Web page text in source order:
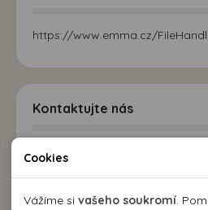
https://www.emma.cz/
Kontaktujte nás
EMMA Agency spol. s r.o.
Cookies
Vážíme si vašeho soukromí.
Nutné cookies pomáhají, aby